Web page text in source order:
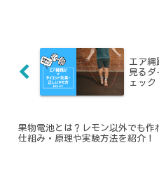
エア
見る
ェック
果物電池とは？レモン以外でも作
仕組み・原理や実験方法を紹介！